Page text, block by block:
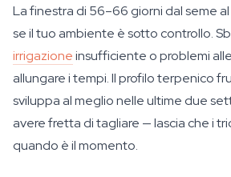
La finestra di 56–66 giorni dal seme
se il tuo ambiente è sotto controllo.
irrigazioneinsufficiente o problemi
allungare i tempi. Il profilo terpenico
sviluppa al meglio nelle ultime due
avere fretta di tagliare — lascia che i
quando è il momento.